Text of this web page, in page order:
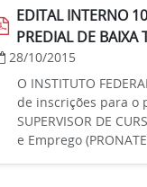
EDITAL INTERNO
PREDIAL DE BAIXA
28/10/2015
O INSTITUTO
de inscrições para o
SUPERVISOR DE
e Emprego